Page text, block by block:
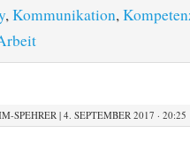
,Kommunikation,
SPEHRER | 4. SEPTEMBER 2017 · 20:25